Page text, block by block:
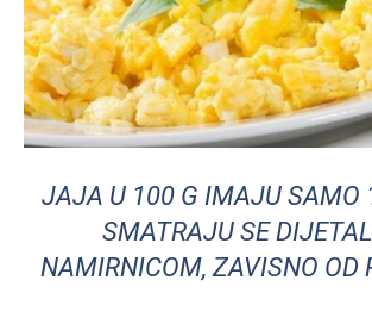
JAJA U 100 G IMAJU SAMO
SMATRAJU SE
NAMIRNICOM, ZAVISNO OD